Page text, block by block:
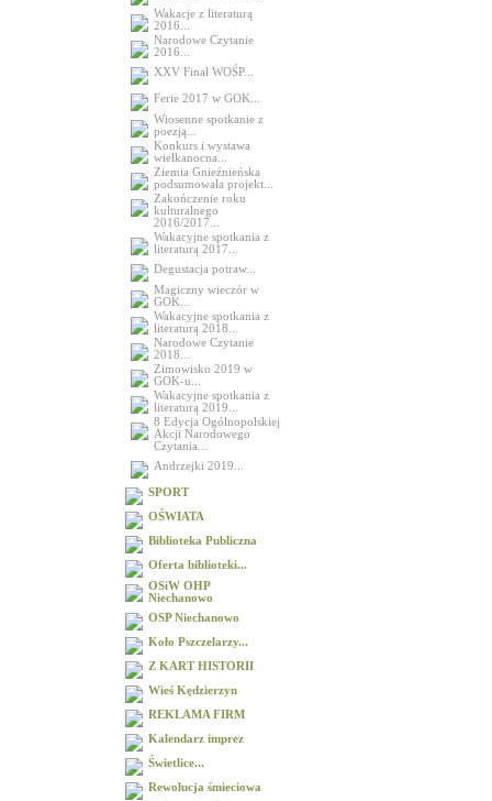
Wakacje z literaturą
2016...
Narodowe Czytanie
2016...
XXV Finał WOŚP...
Ferie 2017 w GOK...
Wiosenne spotkanie z
poezją...
Konkurs i wystawa
wielkanocna...
Ziemia Gnieźnieńska
podsumowała projekt...
Zakończenie roku
kulturalnego
2016/2017...
Wakacyjne spotkania z
literaturą 2017...
Degustacja potraw...
Magiczny wieczór w
GOK...
Wakacyjne spotkania z
literaturą 2018...
Narodowe Czytanie
2018...
Zimowisko 2019 w
GOK-u...
Wakacyjne spotkania z
literaturą 2019...
8 Edycja Ogólnopolskiej
Akcji Narodowego
Czytania...
Andrzejki 2019...
SPORT
OŚWIATA
Biblioteka Publiczna
Oferta biblioteki...
OSiW OHP
Niechanowo
OSP Niechanowo
Koło Pszczelarzy...
Z KART HISTORII
Wieś Kędzierzyn
REKLAMA FIRM
Kalendarz imprez
Świetlice...
Rewolucja śmieciowa